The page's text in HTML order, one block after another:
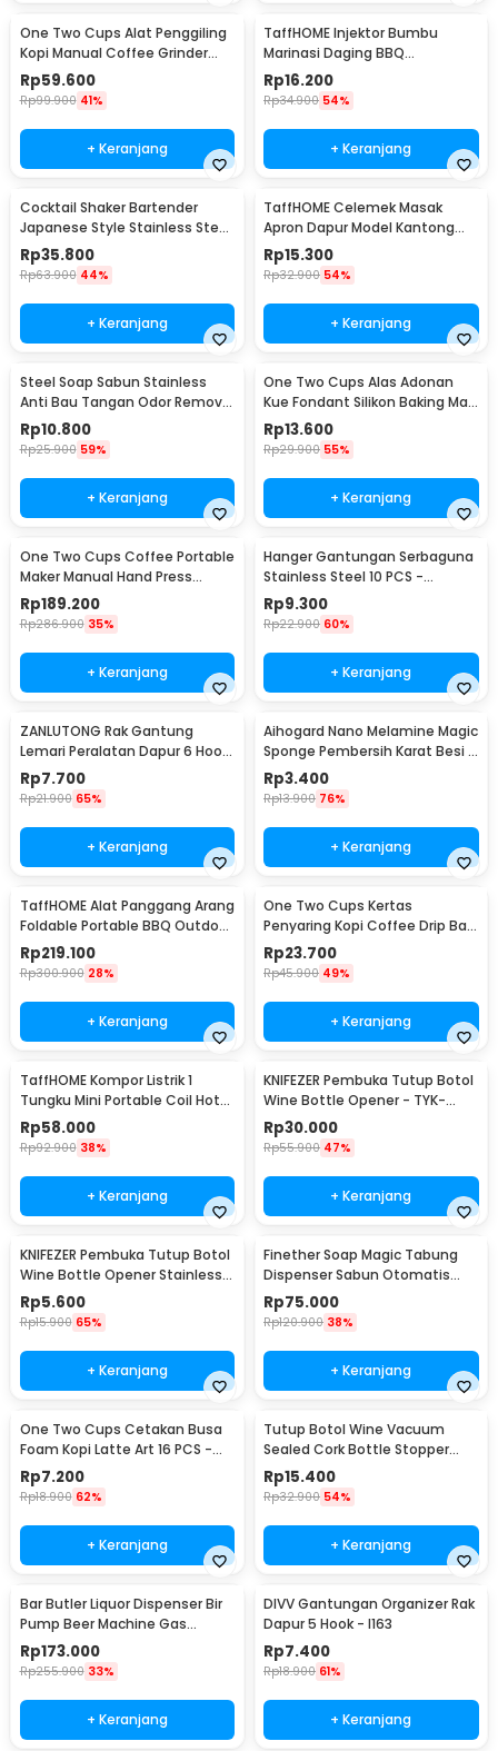
One Two Cups Alat Penggiling
Kopi Manual Coffee Grinder
Portable - WFCG9800
Rp59.600
Rp99.900 41%
+ Keranjang
TaffHOME Injektor Bumbu
Marinasi Daging BBQ
Seasoning Injector - HC117
Rp16.200
Rp34.900 54%
+ Keranjang
Cocktail Shaker Bartender
Japanese Style Stainless Steel
200ml
Rp35.800
Rp63.900 44%
+ Keranjang
TaffHOME Celemek Masak
Apron Dapur Model Kantong
Pola Spatula - JJ41
Rp15.300
Rp32.900 54%
+ Keranjang
Steel Soap Sabun Stainless
Anti Bau Tangan Odor Remove
- HW071
Rp10.800
Rp25.900 59%
+ Keranjang
One Two Cups Alas Adonan
Kue Fondant Silikon Baking Mat
Anti Slip - JJ3873
Rp13.600
Rp29.900 55%
+ Keranjang
One Two Cups Coffee Portable
Maker Manual Hand Press
Espresso 300ml - T35066
Rp189.200
Rp286.900 35%
+ Keranjang
Hanger Gantungan Serbaguna
Stainless Steel 10 PCS -
M127105
Rp9.300
Rp22.900 60%
+ Keranjang
ZANLUTONG Rak Gantung
Lemari Peralatan Dapur 6 Hook
Besi - 2137
Rp7.700
Rp21.900 65%
+ Keranjang
Aihogard Nano Melamine Magic
Sponge Pembersih Karat Besi -
CW62
Rp3.400
Rp13.900 76%
+ Keranjang
TaffHOME Alat Panggang Arang
Foldable Portable BBQ Outdoor
Grill Stove - HWSK77
Rp219.100
Rp300.900 28%
+ Keranjang
One Two Cups Kertas
Penyaring Kopi Coffee Drip Bag
Paper Filter 50PCS - T111
Rp23.700
Rp45.900 49%
+ Keranjang
TaffHOME Kompor Listrik 1
Tungku Mini Portable Coil Hot
Plate 500W - C1-1000-03
Rp58.000
Rp92.900 38%
+ Keranjang
KNIFEZER Pembuka Tutup Botol
Wine Bottle Opener - TYK-
074B
Rp30.000
Rp55.900 47%
+ Keranjang
KNIFEZER Pembuka Tutup Botol
Wine Bottle Opener Stainless
Steel - WS01
Rp5.600
Rp15.900 65%
+ Keranjang
Finether Soap Magic Tabung
Dispenser Sabun Otomatis
400ml - AD-03
Rp75.000
Rp120.900 38%
+ Keranjang
One Two Cups Cetakan Busa
Foam Kopi Latte Art 16 PCS -
JJYE01
Rp7.200
Rp18.900 62%
+ Keranjang
Tutup Botol Wine Vacuum
Sealed Cork Bottle Stopper
Stainless Steel - G94529
Rp15.400
Rp32.900 54%
+ Keranjang
Bar Butler Liquor Dispenser Bir
Pump Beer Machine Gas
Station 900ml - P-36
Rp173.000
Rp255.900 33%
+ Keranjang
DIVV Gantungan Organizer Rak
Dapur 5 Hook - I163
Rp7.400
Rp18.900 61%
+ Keranjang